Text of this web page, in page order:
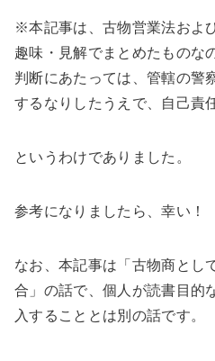
※本記事は、古物営業法およ
趣味・見解でまとめたものな
判断にあたっては、管轄の警
するなりしたうえで、自己責
というわけでありました。
参考になりましたら、幸い！
なお、本記事は「古物商とし
合」の話で、個人が読書目的
入することとは別の話です。